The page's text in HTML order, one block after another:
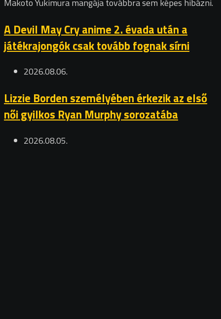
Makoto Yukimura mangája továbbra sem képes hibázni.
A Devil May Cry anime 2. évada után a
játékrajongók csak tovább fognak sírni
2026.08.06.
Lizzie Borden személyében érkezik az első
női gyilkos Ryan Murphy sorozatába
2026.08.05.